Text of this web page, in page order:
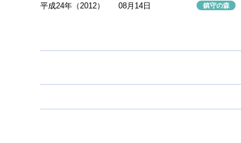
平成24年（2012） 08月14日 鎮守の森